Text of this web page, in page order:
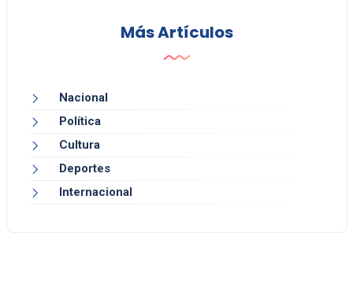
Más Artículos
Nacional
Política
Cultura
Deportes
Internacional